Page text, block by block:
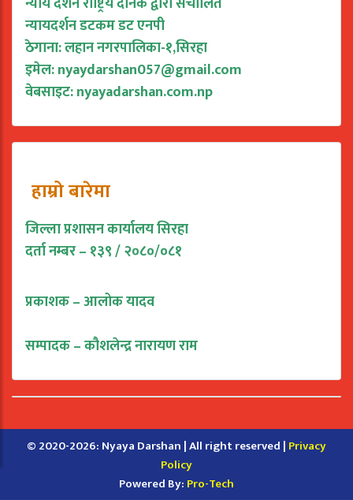
न्यायदर्शन डटकम डट एनपी
ठेगाना: लहान नगरपालिका-१,सिरहा
इमेल:nyaydarshan057@gmail.com
वेबसाइट: nyayadarshan.com.np
हाम्रो बारेमा
जिल्ला प्रशासन कार्यालय सिरहा
दर्ता नम्बर – १३९ / २०८०/०८१
प्रकाशक – आलोक यादव
सम्पादक – कौशलेन्द्र नारायण राम
© 2020-2026: Nyaya Darshan | All right reserved | Privacy
Policy
Powered By: Pro-Tech